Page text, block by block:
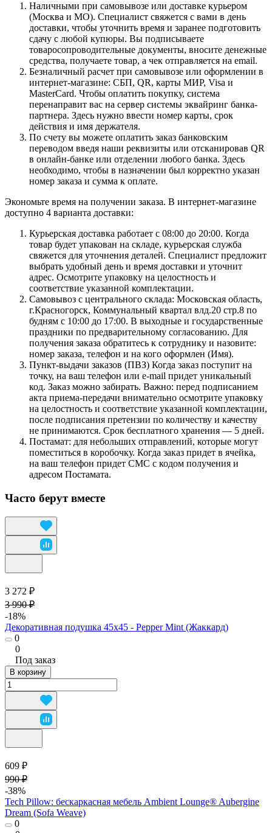
Наличными при самовывозе или доставке курьером
(Москва и МО). Специалист свяжется с вами в день
доставки, чтобы уточнить время и заранее подготовить
сдачу с любой купюры. Вы подписываете
товаросопроводительные документы, вносите денежные
средства, получаете товар, а чек отправляется на email.
Безналичный расчет при самовывозе или оформлении в
интернет-магазине: СБП, QR, карты МИР, Visa и
MasterCard. Чтобы оплатить покупку, система
перенаправит вас на сервер системы эквайринг банка-
партнера. Здесь нужно ввести номер карты, срок
действия и имя держателя.
По счету вы можете оплатить заказ банковским
переводом введя наши реквизиты или отсканировав QR
в онлайн-банке или отделении любого банка. Здесь
необходимо, чтобы в назначении был корректно указан
номер заказа и сумма к оплате.
Экономьте время на получении заказа. В интернет-магазине
доступно 4 варианта доставки:
Курьерская доставка работает с 08:00 до 20:00. Когда
товар будет упакован на складе, курьерская служба
свяжется для уточнения деталей. Специалист предложит
выбрать удобный день и время доставки и уточнит
адрес. Осмотрите упаковку на целостность и
соответствие указанной комплектации.
Самовывоз с центрального склада: Московская область,
г.Красногорск, Коммунальный квартал влд.20 стр.8 по
будням с 10:00 до 17:00. В выходные и государственные
праздники по предварительному согласованию. Для
получения заказа обратитесь к сотруднику и назовите:
номер заказа, телефон и на кого оформлен (Имя).
Пункт-выдачи заказов (ПВЗ) Когда заказ поступит на
точку, на ваш телефон или e-mail придет уникальный
код. Заказ можно забирать. Важно: перед подписанием
акта приема-передачи внимательно осмотрите упаковку
на целостность и соответствие указанной комплектации,
после подписания претензии по количеству и качеству
не принимаются. Срок бесплатного хранения — 5 дней.
Постамат: для небольших отправлений, которые могут
поместиться в коробочку. Когда заказ придет в ячейка,
на ваш телефон придет СМС с кодом получения и
адресом Постамата.
Часто берут вместе
3 272 ₽
3 990 ₽
-18%
Декоративная подушка 45х45 - Pepper Mint (Жаккард)
0
0
Под заказ
В корзину
609 ₽
990 ₽
-38%
Tech Pillow: бескаркасная мебель Ambient Lounge® Aubergine
Dream (Sofa Weave)
0